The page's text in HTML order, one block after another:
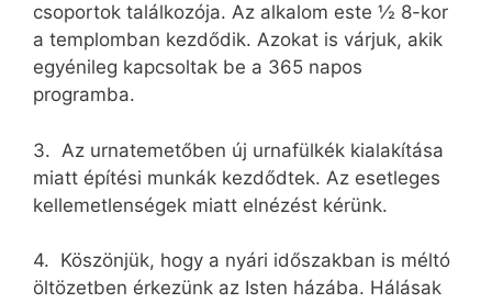
csoportok találkozója. Az alkalom este ½ 8-kor
a templomban kezdődik. Azokat is várjuk, akik
egyénileg kapcsoltak be a 365 napos
programba.
3. Az urnatemetőben új urnafülkék kialakítása
miatt építési munkák kezdődtek. Az esetleges
kellemetlenségek miatt elnézést kérünk.
4. Köszönjük, hogy a nyári időszakban is méltó
öltözetben érkezünk az Isten házába. Hálásak